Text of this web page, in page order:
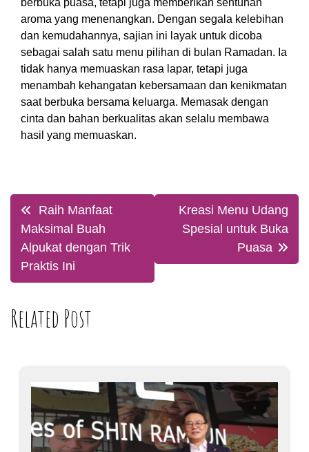
berbuka puasa, tetapi juga memberikan sentuhan
aroma yang menenangkan. Dengan segala kelebihan
dan kemudahannya, sajian ini layak untuk dicoba
sebagai salah satu menu pilihan di bulan Ramadan. Ia
tidak hanya memuaskan rasa lapar, tetapi juga
menambah kehangatan kebersamaan dan kenikmatan
saat berbuka bersama keluarga. Memasak dengan
cinta dan bahan berkualitas akan selalu membawa
hasil yang memuaskan.
Post
navigation
Raih Manfaat
Maksimal Buah
Alpukat dengan Trik
Praktis Ini
Kreasi Menu Udang
Spesial untuk Buka
Puasa
Related Post